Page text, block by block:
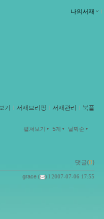
나의서재 ｌ
기 ｌ 서재브리핑 ｌ 서재관리 ｌ 북플
펼쳐보기 5개 날짜순
댓글(0)
grace ( ) l 2007-07-06 17:55